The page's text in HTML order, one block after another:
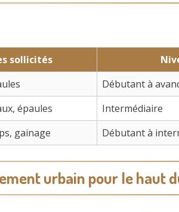
sollicités
Débutant à
épaules
Intermédiaire
gainage Débutant à
urbain pour le haut